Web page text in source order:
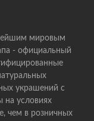
мировым
- официальный
украшений с
на условиях
чем в розничных